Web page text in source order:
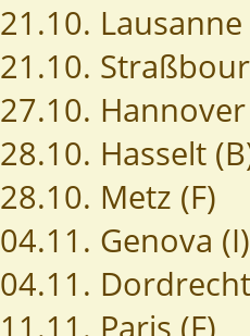
21.10. Lausanne
21.10.
27.10. Hannover
28.10. Hasselt
28.10. Metz (F)
04.11. Genova (I)
04.11.
11.11. Paris (F)